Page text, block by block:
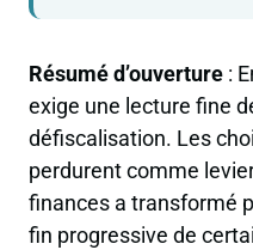
Résumé d’ouverture :
exige une lecture fine
défiscalisation. Les
perdurent comme
finances a transformé
fin progressive de